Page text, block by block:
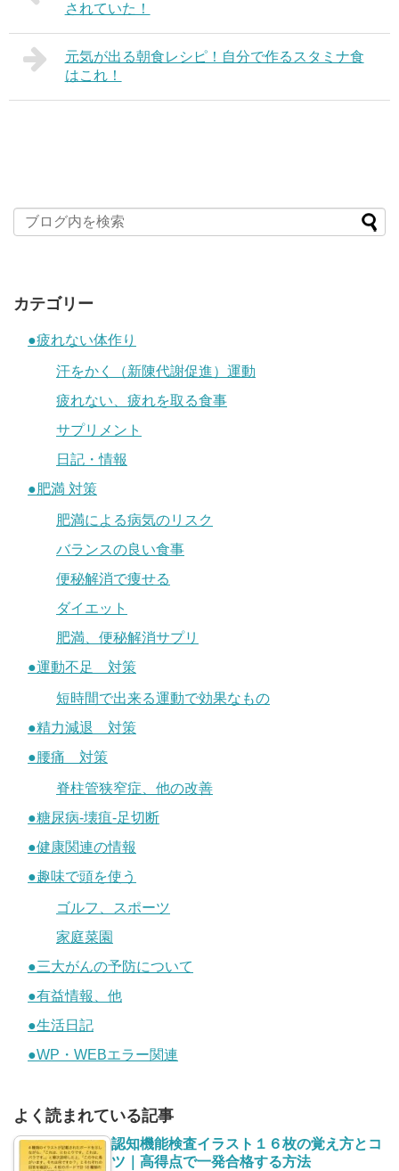
されていた！
元気が出る朝食レシピ！自分で作るスタミナ食
はこれ！
カテゴリー
●疲れない体作り
汗をかく（新陳代謝促進）運動
疲れない、疲れを取る食事
サプリメント
日記・情報
●肥満 対策
肥満による病気のリスク
バランスの良い食事
便秘解消で痩せる
ダイエット
肥満、便秘解消サプリ
●運動不足 対策
短時間で出来る運動で効果なもの
●精力減退 対策
●腰痛 対策
脊柱管狭窄症、他の改善
●糖尿病-壊疽-足切断
●健康関連の情報
●趣味で頭を使う
ゴルフ、スポーツ
家庭菜園
●三大がんの予防について
●有益情報、他
●生活日記
●WP・WEBエラー関連
よく読まれている記事
認知機能検査イラスト１６枚の覚え方とコ
ツ｜高得点で一発合格する方法